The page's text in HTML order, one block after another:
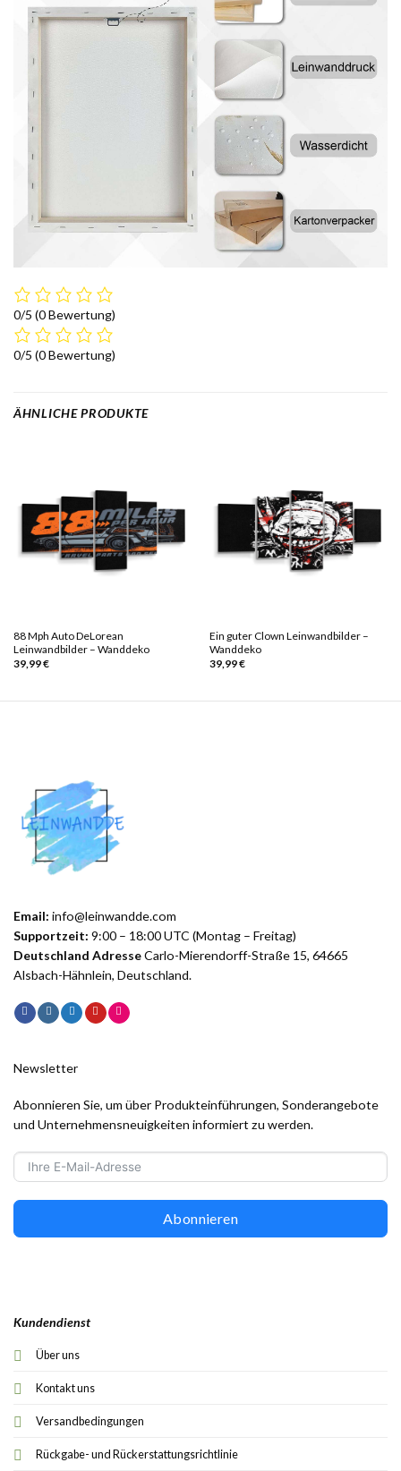
0/5 (0 Bewertung)
0/5 (0 Bewertung)
ÄHNLICHE PRODUKTE
88 Mph Auto DeLorean
Leinwandbilder – Wanddeko
39,99€
Ein guter Clown Leinwandbilder –
Wanddeko
39,99€
Email: info@leinwandde.com
Supportzeit: 9:00 – 18:00 UTC (Montag – Freitag)
Deutschland AdresseCarlo-Mierendorff-Straße 15, 64665
Alsbach-Hähnlein, Deutschland.
Kundendienst
Über uns
Kontakt uns
Versandbedingungen
Rückgabe- und Rückerstattungsrichtlinie
Newsletter
Abonnieren Sie, um über Produkteinführungen, Sonderangebote
und Unternehmensneuigkeiten informiert zu werden.
Abonnieren